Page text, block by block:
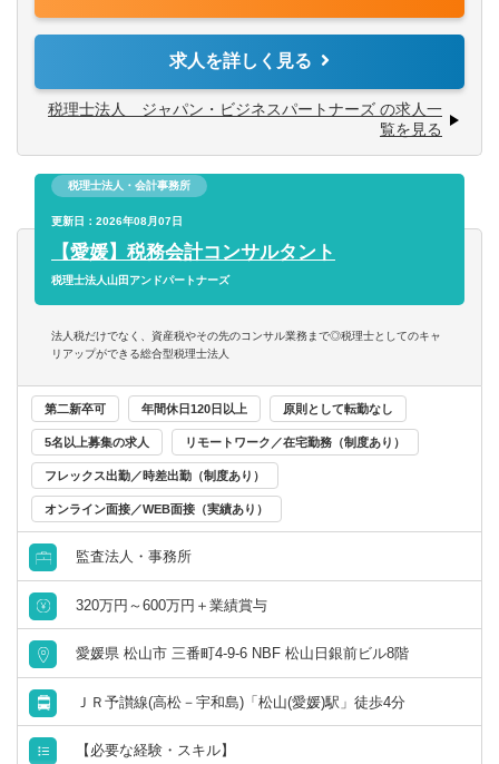
■業務内容：
る申告やコンサルティング業務を担っていただきます。
・資産税、相続税の申告（TKC使用）
・確定申告業務
・上記業務に伴う、書類作成・データ入力の業務
■年間相続対応件数は30～40件程度。スポット業務ではな
く、生前対策等からトータルサポート・コンサルティング
を強みとしています。
■職務について：
きます。（滞在費はすべて事務所負担ですのでご安心くだ
さい。）
■就業環境
・残業月平均20時間程度
・年休125日
・試験前休暇あり（4日程度）
・税理士試験勉強のための定時前退社も可
・産休・育休取得実績あり
・経験を積んでゆくゆくはリモートワークも可能（週１～
２回程度）
求人を詳しく見る
税理士法人 ジャパン・ビジネスパートナーズ の求人一
覧を見る
税理士法人・会計事務所
更新日：2026年08月07日
【愛媛】税務会計コンサルタント
税理士法人山田アンドパートナーズ
法人税だけでなく、資産税やその先のコンサル業務まで◎税理士としてのキャ
リアップができる総合型税理士法人
第二新卒可 年間休日120日以上 原則として転勤なし
5名以上募集の求人 リモートワーク／在宅勤務（制度あり）
フレックス出勤／時差出勤（制度あり）
オンライン面接／WEB面接（実績あり）
監査法人・事務所
320万円～600万円＋業績賞与
愛媛県 松山市 三番町4-9-6 NBF 松山日銀前ビル8階
ＪＲ予讃線(高松－宇和島)「松山(愛媛)駅」徒歩4分
【必要な経験・スキル】